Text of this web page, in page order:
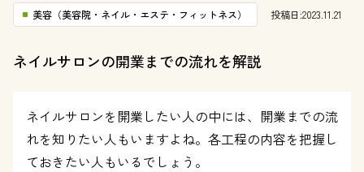
美容（美容院・ネイル・エステ・フィットネス） 投稿日:2023.11.21
ネイルサロンの開業までの流れを解説
ネイルサロンを開業したい人の中には、開業までの流
れを知りたい人もいますよね。各工程の内容を把握し
ておきたい人もいるでしょう。